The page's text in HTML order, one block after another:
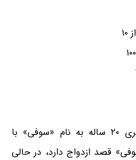
جزیره‌ای در یونان. دختری ۲۰ ساله به نام «سوفی» با
قصد ازدواج دارد، در حالی